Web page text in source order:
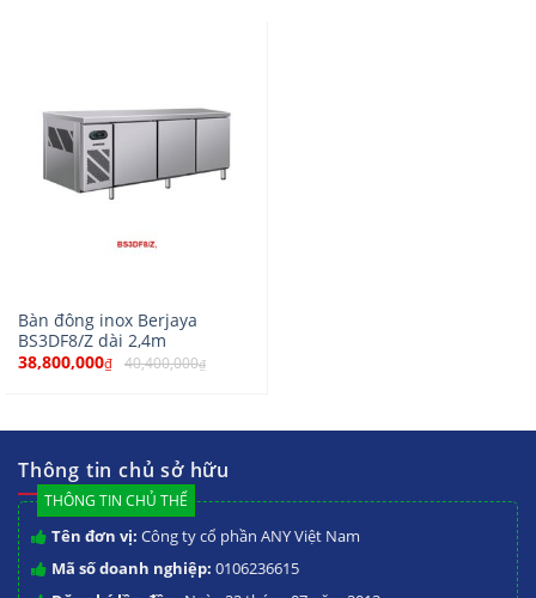
Bàn đông inox Berjaya
BS3DF8/Z dài 2,4m
38,800,000₫ 40,400,000₫
Thông tin chủ sở hữu
THÔNG TIN CHỦ THỂ
Tên đơn vị: Công ty cổ phần ANY Việt Nam
Mã số doanh nghiệp: 0106236615